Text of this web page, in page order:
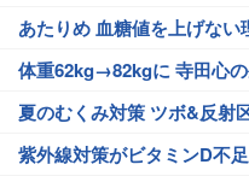
あたりめ 血糖値を上げない
体重62kg→82kgに 寺田心
夏のむくみ対策 ツボ&反射
紫外線対策がビタミンD不